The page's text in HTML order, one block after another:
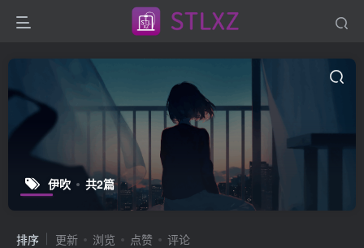
伊吹 共2篇
排序 更新 浏览 点赞 评论